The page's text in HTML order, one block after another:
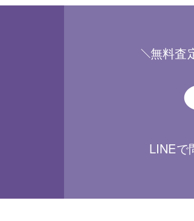
無料査
LINEで